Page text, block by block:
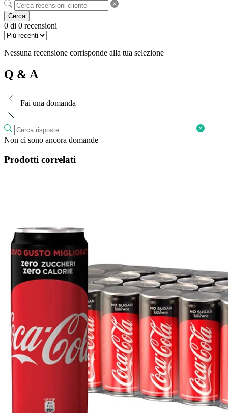
Cerca
0 di 0 recensioni
Nessuna recensione corrisponde alla tua selezione
Q & A
Fai una domanda
Non ci sono ancora domande
Prodotti correlati